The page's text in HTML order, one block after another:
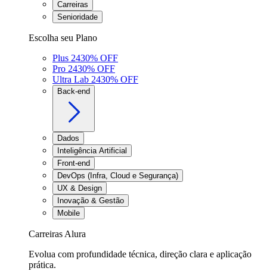
Carreiras
Senioridade
Escolha seu Plano
Plus 2430% OFF
Pro 2430% OFF
Ultra Lab 2430% OFF
Back-end
Dados
Inteligência Artificial
Front-end
DevOps (Infra, Cloud e Segurança)
UX & Design
Inovação & Gestão
Mobile
Carreiras Alura
Evolua com profundidade técnica, direção clara e aplicação
prática.